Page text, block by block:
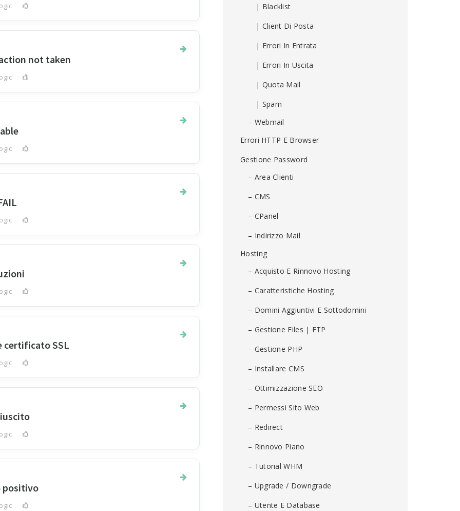
0
not taken
1
0
0
0
certificato SSL
0
0
positivo
0
| Blacklist
| Client Di Posta
| Errori In Entrata
| Errori In Uscita
| Quota Mail
| Spam
– Webmail
Errori HTTP E Browser
Gestione Password
– Area Clienti
– CMS
– CPanel
– Indirizzo Mail
Hosting
– Acquisto E Rinnovo Hosting
– Caratteristiche Hosting
– Domini Aggiuntivi E Sottodomini
– Gestione Files | FTP
– Gestione PHP
– Installare CMS
– Ottimizzazione SEO
– Permessi Sito Web
– Redirect
– Rinnovo Piano
– Tutorial WHM
– Upgrade / Downgrade
– Utente E Database